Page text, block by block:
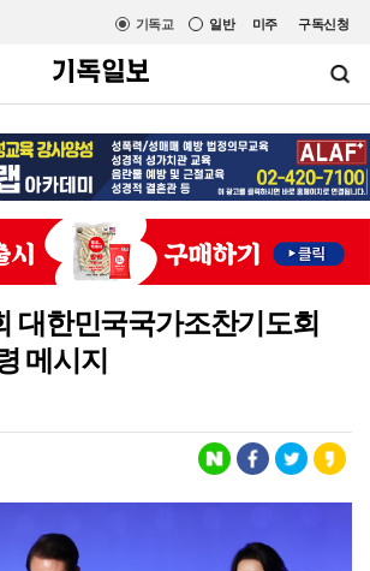
미주 구독신청
일반
기독교
대한민국국가조찬기도회
메시지